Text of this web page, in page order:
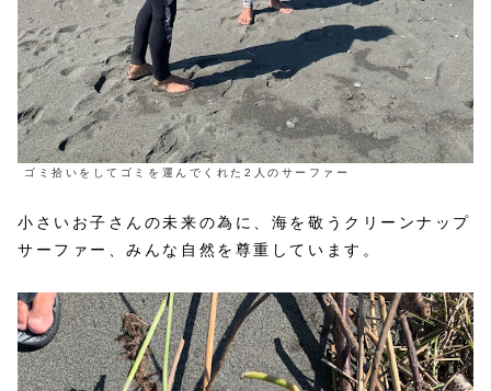
ゴミ拾いをしてゴミを運んでくれた2人のサーファー
小さいお子さんの未来の為に、海を敬うクリーンナップ
サーファー、みんな自然を尊重しています。